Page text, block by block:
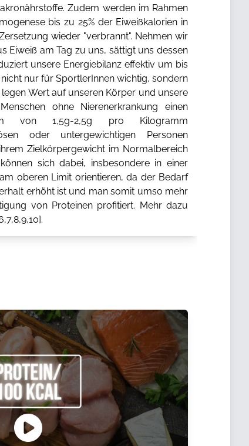
Zudem werden im Rahmen
bis zu 25% der Eiweißkalorien in
wieder "verbrannt". Nehmen wir
Eiweiß am Tag zu uns, sättigt uns dessen
unsere Energiebilanz effektiv um bis
nur für SportlerInnen wichtig, sondern
Wert auf unseren Körper und unsere
ohne Nierenerkrankung einen
von 1,5g-2,5g pro Kilogramm
oder untergewichtigen Personen
Zielkörpergewicht im Normalbereich
sich dabei, insbesondere in einer
oberen Limit orientieren, da der Bedarf
erhöht ist und man somit umso mehr
von Proteinen profitiert. Mehr dazu
,7,8,9,10].